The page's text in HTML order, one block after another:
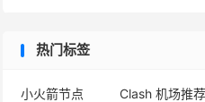
热门标签
小火箭节点 Clash 机场推荐